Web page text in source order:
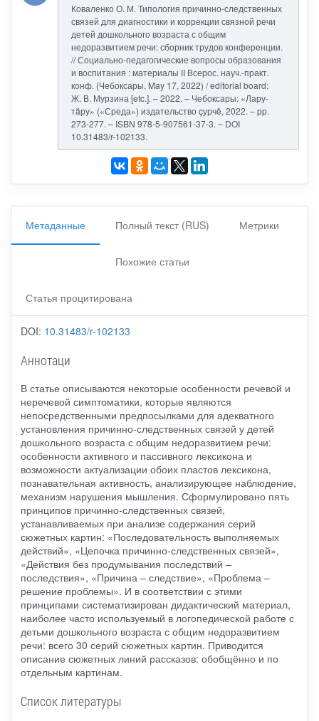
Коваленко О. М. Типология причинно-следственных
связей для диагностики и коррекции связной речи
детей дошкольного возраста с общим
недоразвитием речи: сборник трудов конференции.
// Социально-педагогические вопросы образования
и воспитания : материалы II Всерос. науч.-практ.
конф. (Чебоксары, May 17, 2022) / editorial board:
Ж. В. Мурзина [etc.]. – 2022. – Чебоксары: «Лару-
тăру» («Среда») издательство çурчě, 2022. – pp.
273-277. – ISBN 978-5-907561-37-3. – DOI
10.31483/r-102133.
Метаданные Полный текст (RUS) Метрики
Похожие статьи
Статья процитирована
DOI: 10.31483/r-102133
Аннотаци
В статье описываются некоторые особенности речевой и
неречевой симптоматики, которые являются
непосредственными предпосылками для адекватного
установления причинно-следственных связей у детей
дошкольного возраста с общим недоразвитием речи:
особенности активного и пассивного лексикона и
возможности актуализации обоих пластов лексикона,
познавательная активность, анализирующее наблюдение,
механизм нарушения мышления. Сформулировано пять
принципов причинно-следственных связей,
устанавливаемых при анализе содержания серий
сюжетных картин: «Последовательность выполняемых
действий», «Цепочка причинно-следственных связей»,
«Действия без продумывания последствий –
последствия», «Причина – следствие», «Проблема –
решение проблемы». И в соответствии с этими
принципами систематизирован дидактический материал,
наиболее часто используемый в логопедической работе с
детьми дошкольного возраста с общим недоразвитием
речи: всего 30 серий сюжетных картин. Приводится
описание сюжетных линий рассказов: обобщённо и по
отдельным картинам.
Список литературы